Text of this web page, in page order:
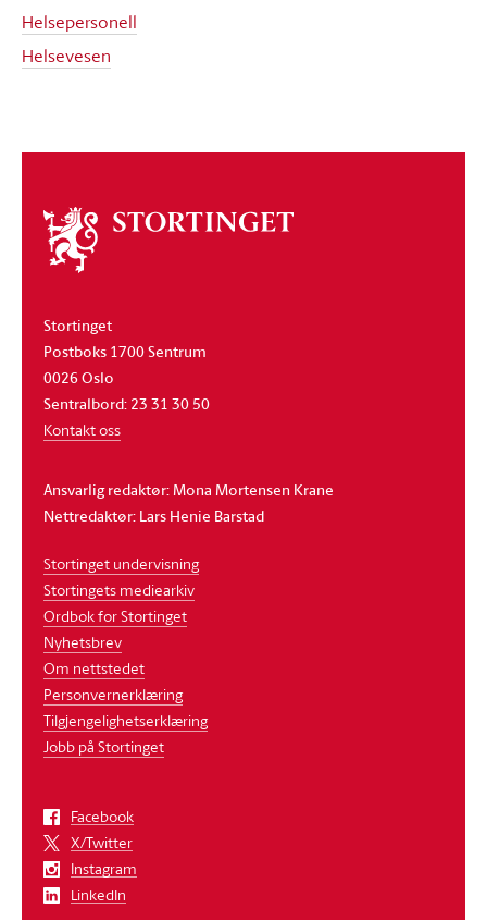
Helsepersonell
Helsevesen
Om
stortinget
Stortinget
Postboks 1700 Sentrum
0026 Oslo
Sentralbord: 23 31 30 50
Kontakt oss
Ansvarlig redaktør: Mona Mortensen Krane
Nettredaktør: Lars Henie Barstad
Stortinget undervisning
Stortingets mediearkiv
Ordbok for Stortinget
Nyhetsbrev
Om nettstedet
Personvernerklæring
Tilgjengelighetserklæring
Jobb på Stortinget
Facebook
X/Twitter
Instagram
LinkedIn